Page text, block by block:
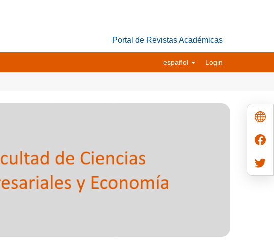
Portal de Revistas Académicas
español Login